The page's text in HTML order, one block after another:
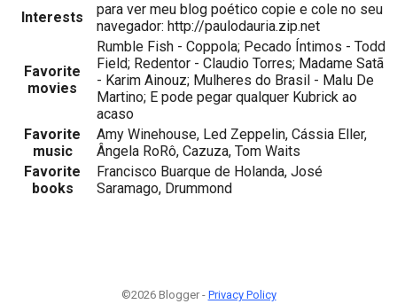
Interests
para ver meu blog poético copie e cole no seu
navegador: http://paulodauria.zip.net
Favorite
movies
Rumble Fish - Coppola; Pecado Íntimos - Todd
Field; Redentor - Claudio Torres; Madame Satã
- Karim Ainouz; Mulheres do Brasil - Malu De
Martino; E pode pegar qualquer Kubrick ao
acaso
Favorite
music
Amy Winehouse, Led Zeppelin, Cássia Eller,
Ângela RoRô, Cazuza, Tom Waits
Favorite
books
Francisco Buarque de Holanda, José
Saramago, Drummond
©2026 Blogger - Privacy Policy